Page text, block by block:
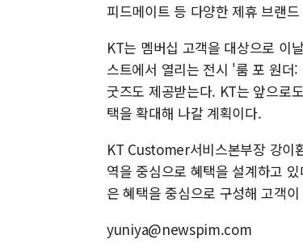
피드메이트 등 다양한 제휴 브랜
KT는 멤버십 고객을 대상으로 이
스트에서 열리는 전시 '룸 포 원더
굿즈도 제공받는다. KT는 앞으로
택을 확대해 나갈 계획이다.
KT Customer서비스본부장 강이
역을 중심으로 혜택을 설계하고
은 혜택을 중심으로 구성해 고객
yuniya@newspim.com